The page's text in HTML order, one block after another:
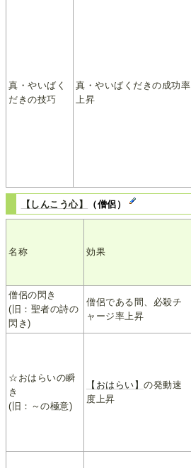
真・やいばく
だきの技巧
真・やいばくだきの成功率
上昇
【しんこう心】 （僧侶）
名称 効果
僧侶の閃き
(旧：聖者の詩の
閃き)
僧侶である間、必殺チ
ャージ率上昇
☆おはらいの瞬
き
(旧：～の極意)
【おはらい】の発動速
度上昇